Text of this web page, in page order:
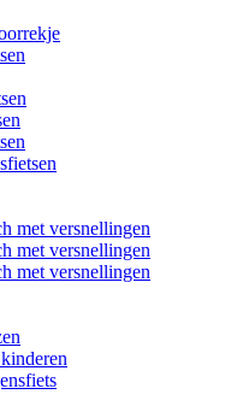
met versnellingen
met versnellingen
met versnellingen